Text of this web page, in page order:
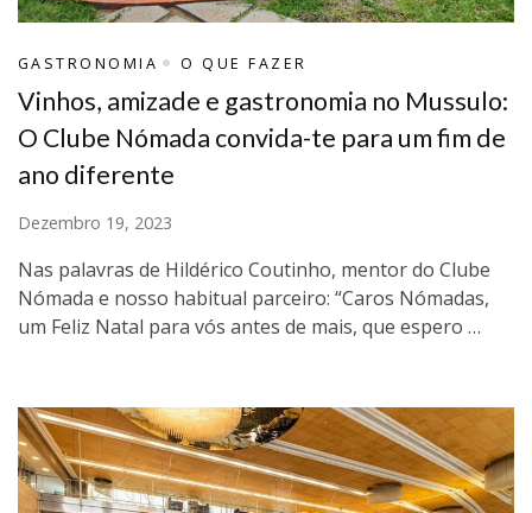
GASTRONOMIA O QUE FAZER
Vinhos, amizade e gastronomia no Mussulo:
O Clube Nómada convida-te para um fim de
ano diferente
Dezembro 19, 2023
Nas palavras de Hildérico Coutinho, mentor do Clube
Nómada e nosso habitual parceiro: “Caros Nómadas,
um Feliz Natal para vós antes de mais, que espero …